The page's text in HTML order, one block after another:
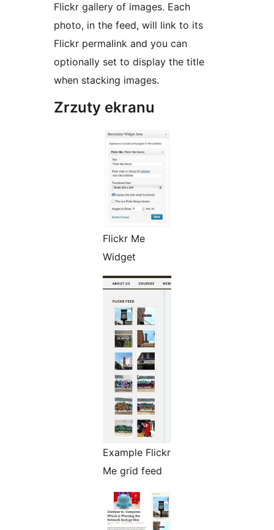
Flickr gallery of images. Each
photo, in the feed, will link to its
Flickr permalink and you can
optionally set to display the title
when stacking images.
Zrzuty ekranu
Flickr Me
Widget
Example Flickr
Me grid feed